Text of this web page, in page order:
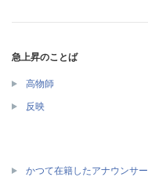
急上昇のことば
高物師
反映
かつて在籍したアナウンサー